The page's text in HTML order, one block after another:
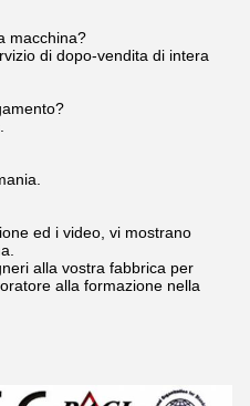
macchina?
di dopo-vendita di intera
ed i video, vi mostrano
alla vostra fabbrica per
alla formazione nella